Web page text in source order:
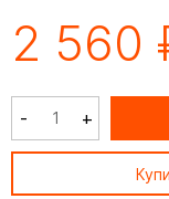
2 560
- +